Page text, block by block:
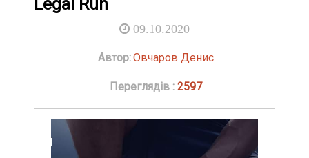
Legal Run
09.10.2020
Автор:Овчаров Денис
Переглядів :2597